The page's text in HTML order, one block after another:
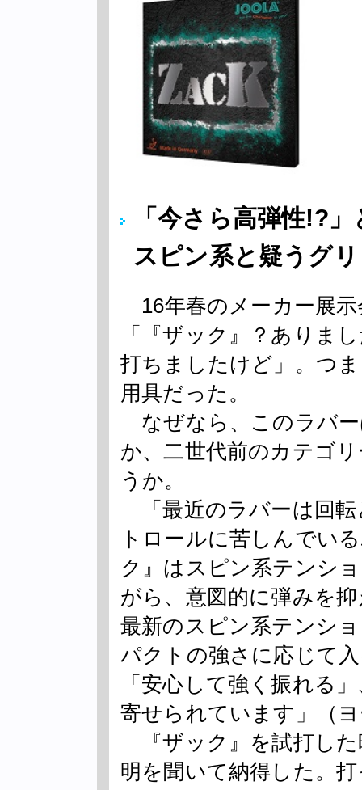
「今さら高弾性!?
スピン系と疑うグ
16年春のメーカー展示
「『ザック』？ありま
打ちましたけど」。つ
用具だった。
なぜなら、このラバー
か、二世代前のカテゴ
うか。
「最近のラバーは回転
トロールに苦しんでい
ク』はスピン系テンシ
がら、意図的に弾みを
最新のスピン系テンシ
パクトの強さに応じて
「安心して強く振れる
寄せられています」（
『ザック』を試打した
明を聞いて納得した。